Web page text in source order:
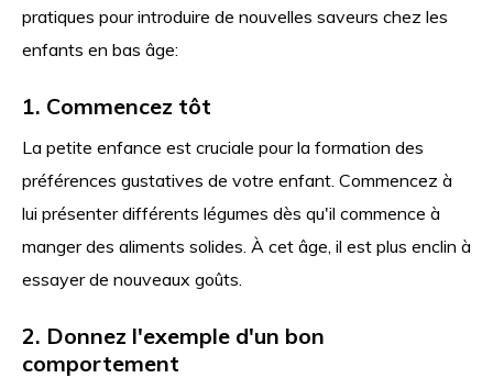
pratiques pour introduire de nouvelles saveurs chez les
enfants en bas âge:
1. Commencez tôt
La petite enfance est cruciale pour la formation des
préférences gustatives de votre enfant. Commencez à
lui présenter différents légumes dès qu'il commence à
manger des aliments solides. À cet âge, il est plus enclin à
essayer de nouveaux goûts.
2. Donnez l'exemple d'un bon
comportement